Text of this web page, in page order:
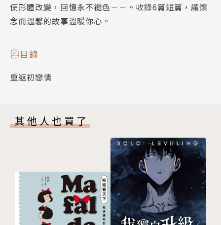
使形體改變，回憶永不褪色－－。收錄6篇短篇，讓懷
念而溫馨的故事溫暖你心。
目錄
重返初戀情
其他人也買了